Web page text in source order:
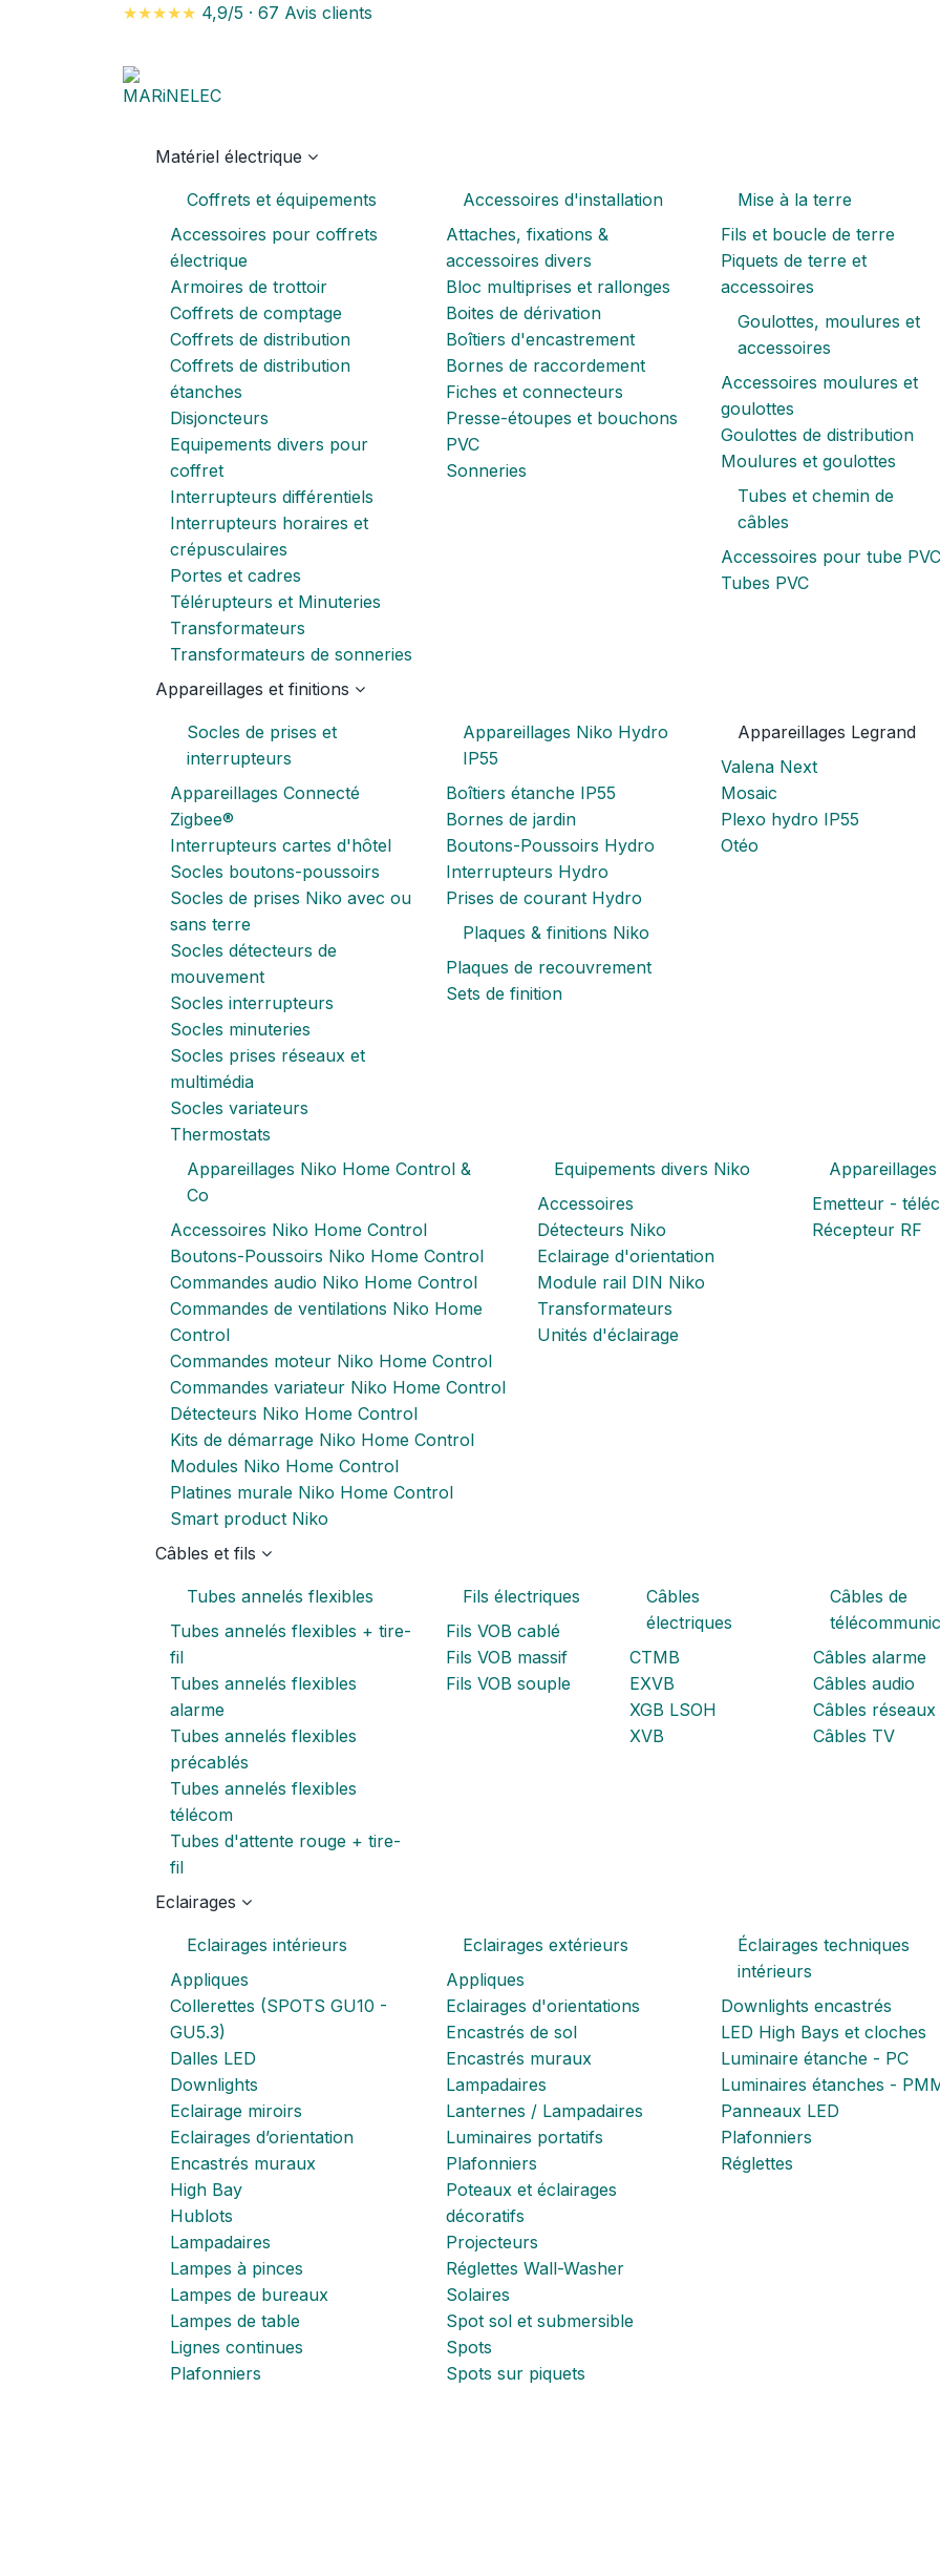
★★★★★ 4,9/5 · 67 Avis clients
Matériel électrique
Coffrets et équipements
Accessoires pour coffrets
électrique
Armoires de trottoir
Coffrets de comptage
Coffrets de distribution
Coffrets de distribution
étanches
Disjoncteurs
Equipements divers pour
coffret
Interrupteurs différentiels
Interrupteurs horaires et
crépusculaires
Portes et cadres
Télérupteurs et Minuteries
Transformateurs
Transformateurs de sonneries
Accessoires d'installation
Attaches, fixations &
accessoires divers
Bloc multiprises et rallonges
Boites de dérivation
Boîtiers d'encastrement
Bornes de raccordement
Fiches et connecteurs
Presse-étoupes et bouchons
PVC
Sonneries
Mise à la terre
Fils et boucle de terre
Piquets de terre et
accessoires
Goulottes, moulures et
accessoires
Accessoires moulures et
goulottes
Goulottes de distribution
Moulures et goulottes
Tubes et chemin de
câbles
Accessoires pour tube PVC
Tubes PVC
Appareillages et finitions
Socles de prises et
interrupteurs
Appareillages Connecté
Zigbee®
Interrupteurs cartes d'hôtel
Socles boutons-poussoirs
Socles de prises Niko avec ou
sans terre
Socles détecteurs de
mouvement
Socles interrupteurs
Socles minuteries
Socles prises réseaux et
multimédia
Socles variateurs
Thermostats
Appareillages Niko Hydro
IP55
Boîtiers étanche IP55
Bornes de jardin
Boutons-Poussoirs Hydro
Interrupteurs Hydro
Prises de courant Hydro
Plaques & finitions Niko
Plaques de recouvrement
Sets de finition
Appareillages Legrand
Valena Next
Mosaic
Plexo hydro IP55
Otéo
Appareillages Niko Home Control &
Co
Accessoires Niko Home Control
Boutons-Poussoirs Niko Home Control
Commandes audio Niko Home Control
Commandes de ventilations Niko Home
Control
Commandes moteur Niko Home Control
Commandes variateur Niko Home Control
Détecteurs Niko Home Control
Kits de démarrage Niko Home Control
Modules Niko Home Control
Platines murale Niko Home Control
Smart product Niko
Equipements divers Niko
Accessoires
Détecteurs Niko
Eclairage d'orientation
Module rail DIN Niko
Transformateurs
Unités d'éclairage
Appareillages
Emetteur -
Récepteur RF
Câbles et fils
Tubes annelés flexibles
Tubes annelés flexibles + tire-
fil
Tubes annelés flexibles
alarme
Tubes annelés flexibles
précablés
Tubes annelés flexibles
télécom
Tubes d'attente rouge + tire-
fil
Fils électriques
Fils VOB cablé
Fils VOB massif
Fils VOB souple
Câbles
électriques
CTMB
EXVB
XGB LSOH
XVB
Câbles de
Câbles alarme
Câbles audio
Câbles réseaux
Câbles TV
Eclairages
Eclairages intérieurs
Appliques
Collerettes (SPOTS GU10 -
GU5.3)
Dalles LED
Downlights
Eclairage miroirs
Eclairages d’orientation
Encastrés muraux
High Bay
Hublots
Lampadaires
Lampes à pinces
Lampes de bureaux
Lampes de table
Lignes continues
Plafonniers
Eclairages extérieurs
Appliques
Eclairages d'orientations
Encastrés de sol
Encastrés muraux
Lampadaires
Lanternes / Lampadaires
Luminaires portatifs
Plafonniers
Poteaux et éclairages
décoratifs
Projecteurs
Réglettes Wall-Washer
Solaires
Spot sol et submersible
Spots
Spots sur piquets
Éclairages techniques
intérieurs
Downlights encastrés
LED High Bays et cloches
Luminaire étanche - PC
Luminaires étanches -
Panneaux LED
Plafonniers
Réglettes